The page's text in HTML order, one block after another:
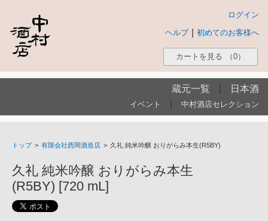
ログイン
初めてのお客様へ
ヘルプ
カートを見る （0）
蔵元一覧 日本酒
イベント 中村酒店セレクション
トップ > 有限会社西岡酒造店 > 久礼 純米吟醸 おりがらみ本生(R5BY)
久礼 純米吟醸 おりがらみ本生
(R5BY) [720 mL]